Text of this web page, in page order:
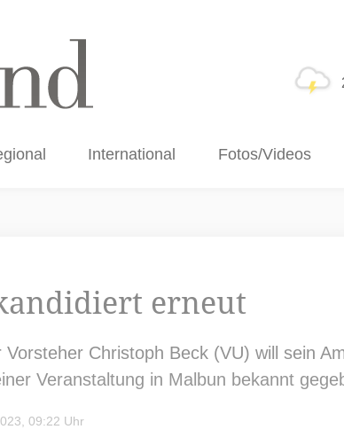
International Fotos/Videos
erneut
Christoph Beck (VU) will sein
Veranstaltung in Malbun bekannt
09:22 Uhr